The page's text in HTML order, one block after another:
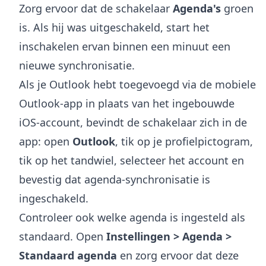
Zorg ervoor dat de schakelaar Agenda's groen
is. Als hij was uitgeschakeld, start het
inschakelen ervan binnen een minuut een
nieuwe synchronisatie.
Als je Outlook hebt toegevoegd via de mobiele
Outlook-app in plaats van het ingebouwde
iOS-account, bevindt de schakelaar zich in de
app: open Outlook, tik op je profielpictogram,
tik op het tandwiel, selecteer het account en
bevestig dat agenda-synchronisatie is
ingeschakeld.
Controleer ook welke agenda is ingesteld als
standaard. Open Instellingen > Agenda >
Standaard agenda en zorg ervoor dat deze